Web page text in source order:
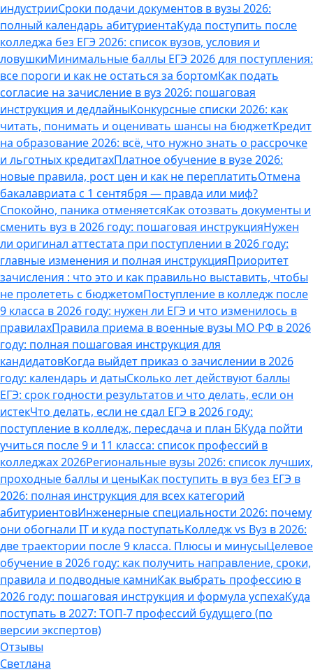
индустрииСроки подачи документов в вузы 2026:
полный календарь абитуриентаКуда поступить после
колледжа без ЕГЭ 2026: список вузов, условия и
ловушкиМинимальные баллы ЕГЭ 2026 для поступления:
все пороги и как не остаться за бортомКак подать
согласие на зачисление в вуз 2026: пошаговая
инструкция и дедлайныКонкурсные списки 2026: как
читать, понимать и оценивать шансы на бюджетКредит
на образование 2026: всё, что нужно знать о рассрочке
и льготных кредитахПлатное обучение в вузе 2026:
новые правила, рост цен и как не переплатитьОтмена
бакалавриата с 1 сентября — правда или миф?
Спокойно, паника отменяетсяКак отозвать документы и
сменить вуз в 2026 году: пошаговая инструкцияНужен
ли оригинал аттестата при поступлении в 2026 году:
главные изменения и полная инструкцияПриоритет
зачисления : что это и как правильно выставить, чтобы
не пролететь с бюджетомПоступление в колледж после
9 класса в 2026 году: нужен ли ЕГЭ и что изменилось в
правилахПравила приема в военные вузы МО РФ в 2026
году: полная пошаговая инструкция для
кандидатовКогда выйдет приказ о зачислении в 2026
году: календарь и датыСколько лет действуют баллы
ЕГЭ: срок годности результатов и что делать, если он
истекЧто делать, если не сдал ЕГЭ в 2026 году:
поступление в колледж, пересдача и план БКуда пойти
учиться после 9 и 11 класса: список профессий в
колледжах 2026Региональные вузы 2026: список лучших,
проходные баллы и ценыКак поступить в вуз без ЕГЭ в
2026: полная инструкция для всех категорий
абитуриентовИнженерные специальности 2026: почему
они обогнали IT и куда поступатьКолледж vs Вуз в 2026:
две траектории после 9 класса. Плюсы и минусыЦелевое
обучение в 2026 году: как получить направление, сроки,
правила и подводные камниКак выбрать профессию в
2026 году: пошаговая инструкция и формула успехаКуда
поступать в 2027: ТОП-7 профессий будущего (по
версии экспертов)
Отзывы
Светлана